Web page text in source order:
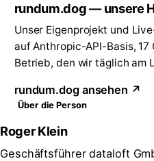
rundum.dog — unsere
Unser Eigenprojekt und
auf Anthropic-API-Basis, 17
Betrieb, den wir täglich am
rundum.dog ansehen ↗
Über die Person
Roger Klein
Geschäftsführer dataloft